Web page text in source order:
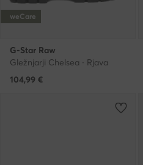
weCare
G-Star Raw
Gležnjarji Chelsea · Rjava
104,99 €